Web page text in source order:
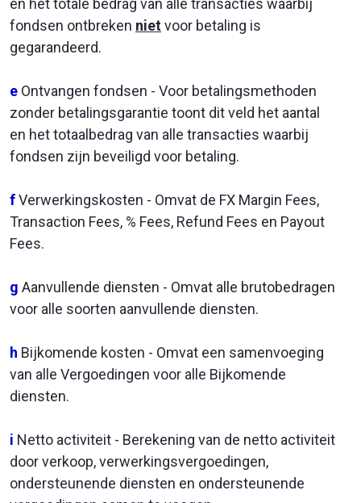
fondsen ontbreken nietvoor betaling is
gegarandeerd.
e Ontvangen fondsen - Voor betalingsmethoden
zonder betalingsgarantie toont dit veld het aantal
en het totaalbedrag van alle transacties waarbij
fondsen zijn beveiligd voor betaling.
fVerwerkingskosten - Omvat de FX Margin Fees,
Transaction Fees, % Fees, Refund Fees en Payout
Fees.
g Aanvullende diensten - Omvat alle brutobedragen
voor alle soorten aanvullende diensten.
h Bijkomende kosten - Omvat een samenvoeging
van alle Vergoedingen voor alle Bijkomende
diensten.
i Netto activiteit - Berekening van de netto activiteit
door verkoop, verwerkingsvergoedingen,
ondersteunende diensten en ondersteunende